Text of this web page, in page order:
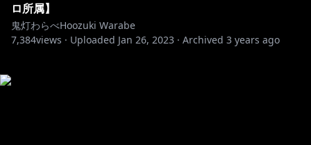
ロ所属】
鬼灯わらべHoozuki Warabe
7,384views · Uploaded Jan 26, 2023 · Archived 3 years ago